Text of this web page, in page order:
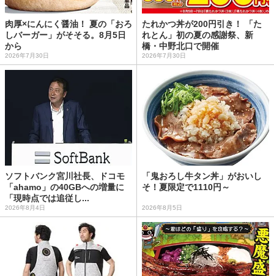
肉厚×にんにく醤油！ 夏の「おろ
しバーガー」がそそる。8月5日
から
2026年7月30日
たれかつ丼が200円引き！ 「た
れとん」初の夏の感謝祭、新
橋・中野北口で開催
2026年7月30日
ソフトバンク宮川社長、ドコモ
「ahamo」の40GBへの増量に
「現時点では追従し...
2026年8月4日
「鬼おろし牛タン丼」がおいし
そ！夏限定で1110円～
2026年8月5日